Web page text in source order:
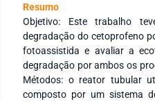
Resumo
Objetivo: Este trabalho
degradação do cetoprofeno
fotoassistida e avaliar a
degradação por ambos os
Métodos: o reator tubular
composto por um sistema